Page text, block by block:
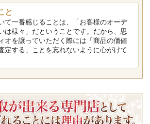
と
て一番感じることは、「お客様のオーデ
は様々」だということです。だから、思
オを譲っていただく際には「商品の価値
定する」ことを忘れないように心がけて